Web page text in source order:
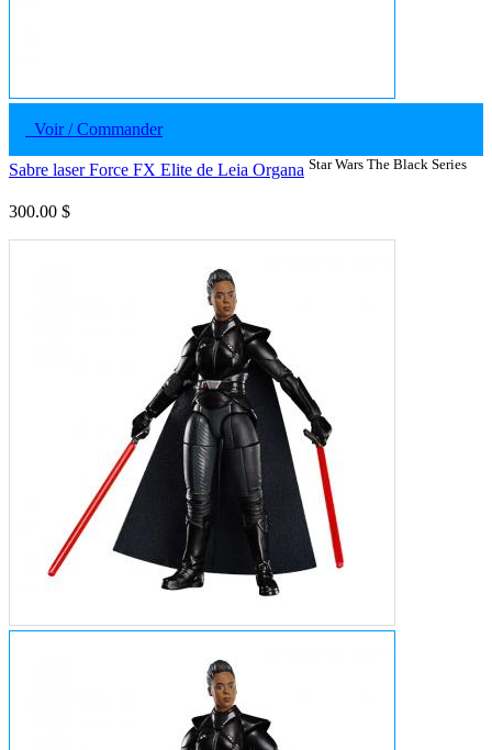
Voir / Commander
Sabre laser Force FX Elite de Leia Organa Star Wars The Black Series
300.00 $